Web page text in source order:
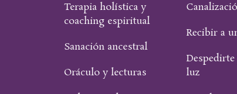
Terapia holística y
coaching espiritual
Sanación ancestral
Oráculo y lecturas
Recibir a
luz